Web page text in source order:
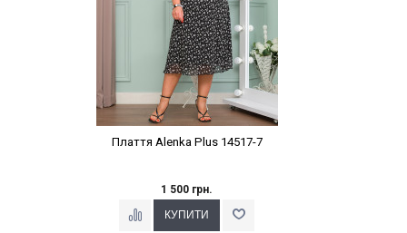
Плаття Alenka Plus 14517-7
1 500 грн.